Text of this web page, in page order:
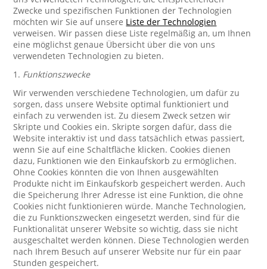
Zwecke und spezifischen Funktionen der Technologien
möchten wir Sie auf unsere Liste der Technologien
verweisen. Wir passen diese Liste regelmäßig an, um Ihnen
eine möglichst genaue Übersicht über die von uns
verwendeten Technologien zu bieten.
1. Funktionszwecke
Wir verwenden verschiedene Technologien, um dafür zu
sorgen, dass unsere Website optimal funktioniert und
einfach zu verwenden ist. Zu diesem Zweck setzen wir
Skripte und Cookies ein. Skripte sorgen dafür, dass die
Website interaktiv ist und dass tatsächlich etwas passiert,
wenn Sie auf eine Schaltfläche klicken. Cookies dienen
dazu, Funktionen wie den Einkaufskorb zu ermöglichen.
Ohne Cookies könnten die von Ihnen ausgewählten
Produkte nicht im Einkaufskorb gespeichert werden. Auch
die Speicherung Ihrer Adresse ist eine Funktion, die ohne
Cookies nicht funktionieren würde. Manche Technologien,
die zu Funktionszwecken eingesetzt werden, sind für die
Funktionalität unserer Website so wichtig, dass sie nicht
ausgeschaltet werden können. Diese Technologien werden
nach Ihrem Besuch auf unserer Website nur für ein paar
Stunden gespeichert.